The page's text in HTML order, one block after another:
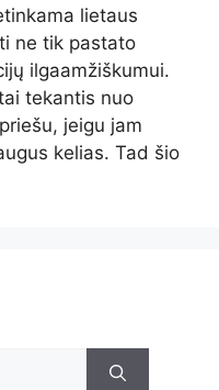
lietaus
ne tik pastato
ilgaamžiškumui.
tekantis nuo
jeigu jam
kelias. Tad šio